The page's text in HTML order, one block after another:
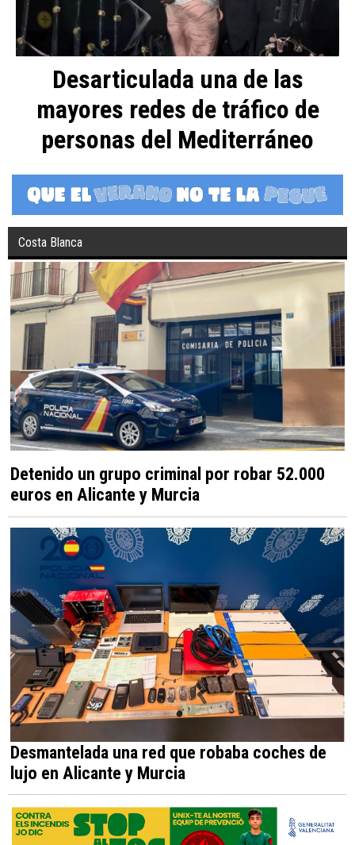
Desarticulada una de las
mayores redes de tráfico de
personas del Mediterráneo
Costa Blanca
Detenido un grupo criminal por robar 52.000
euros en Alicante y Murcia
Desmantelada una red que robaba coches de
lujo en Alicante y Murcia